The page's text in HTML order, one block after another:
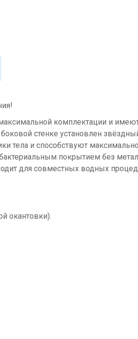
комплектации и
стенке установлен
тела и способствуют
покрытием без
для совместных водных
окантовки).